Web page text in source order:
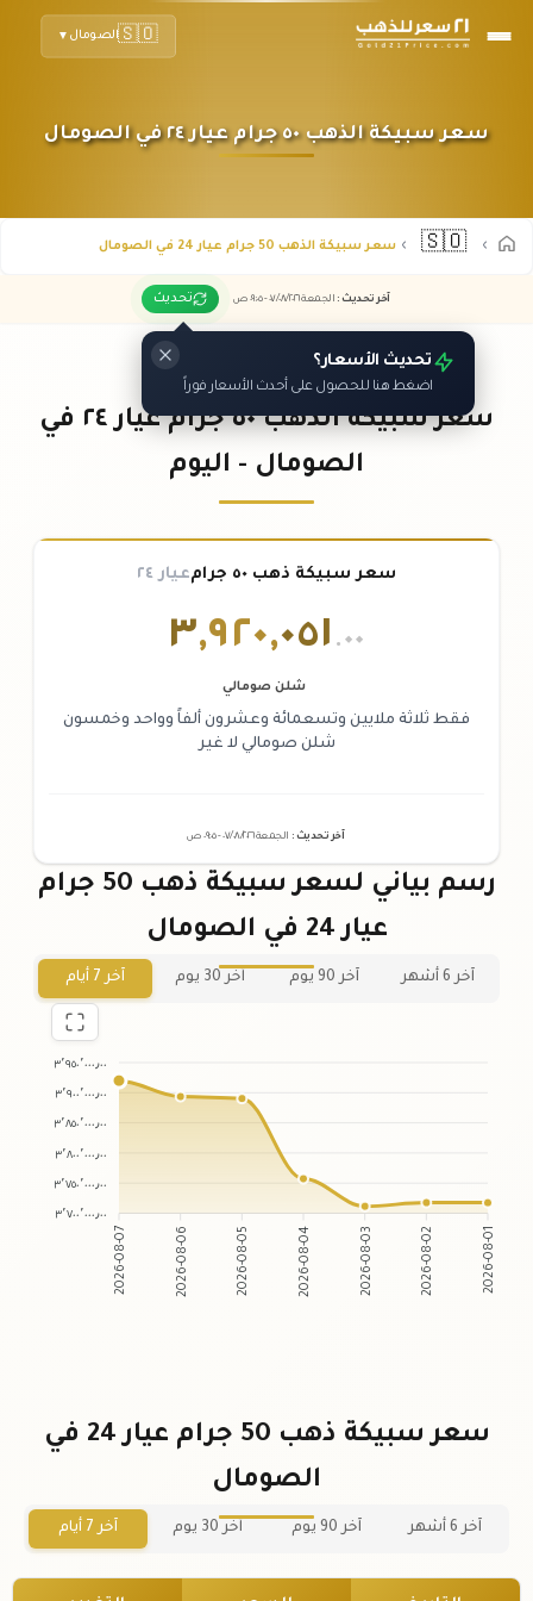
🇸🇴الصومال ▼
سعر سبيكة الذهب ٥٠ جرام عيار ٢٤ في الصومال
🇸🇴 سعر سبيكة الذهب 50 جرام عيار 24 في الصومال
آخر تحديث : الجمعة ٠٧ /٠٨/٢٠٢٦ - ٠٩:٠٥ ص تحديث
تحديث الأسعار؟
اضغط هنا للحصول على أحدث الأسعار فوراً
سعر سبيكة الذهب ٥٠ جرام عيار ٢٤ في
الصومال - اليوم
سعر سبيكة ذهب ٥٠ جرام عيار ٢٤
٣,٩٢٠,٠٥١ .٠٠
شلن صومالي
فقط ثلاثة ملايين وتسعمائة وعشرون ألفاً وواحد وخمسون
شلن صومالي لا غير
آخر تحديث : الجمعة ٠٧ /٠٨/٢٠٢٦ - ٠٩:٠٥ ص
رسم بياني لسعر سبيكة ذهب 50 جرام
عيار 24 في الصومال
آخر 6 أشهر آخر 90 يوم آخر 30 يوم آخر 7 أيام
٣٬٩٥٠٬٠٠٠٫٠٠
٣٬٩٠٠٬٠٠٠٫٠٠
٣٬٨٥٠٬٠٠٠٫٠٠
٣٬٨٠٠٬٠٠٠٫٠٠
٣٬٧٥٠٬٠٠٠٫٠٠
٣٬٧٠٠٬٠٠٠٫٠٠
2026-08-07 2026-08-06 2026-08-05 2026-08-04 2026-08-03 2026-08-02 2026-08-01
سعر سبيكة ذهب 50 جرام عيار 24 في
الصومال
آخر 6 أشهر آخر 90 يوم آخر 30 يوم آخر 7 أيام